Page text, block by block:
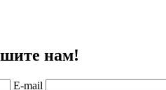
нам!
E-mail